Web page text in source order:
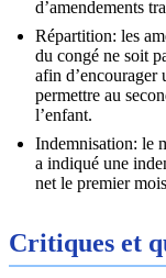
d’amendements
Répartition: les
du congé ne soit
afin d’encourager
permettre au
l’enfant.
Indemnisation: le
a indiqué une
net le premier
Critiques et